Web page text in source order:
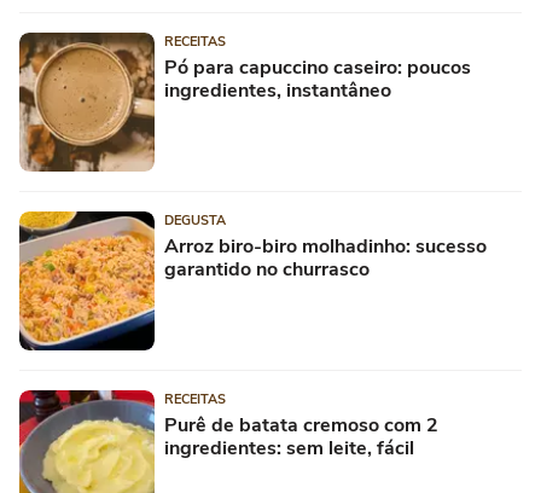
RECEITAS
Pó para capuccino caseiro: poucos
ingredientes, instantâneo
DEGUSTA
Arroz biro-biro molhadinho: sucesso
garantido no churrasco
RECEITAS
Purê de batata cremoso com 2
ingredientes: sem leite, fácil